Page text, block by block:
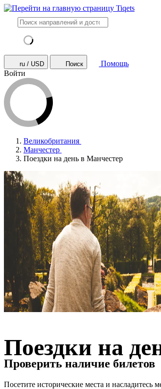
ru / USD Поиск
Помощь
Войти
Великобритания
Манчестер
Поездки на день в Манчестер
Поездки на
Посетите исторические места и насладитесь
Проверить наличие билетов